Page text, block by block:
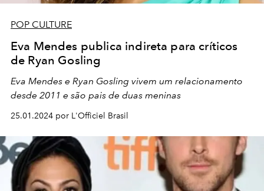
POP CULTURE
Eva Mendes publica indireta para críticos
de Ryan Gosling
Eva Mendes e Ryan Gosling vivem um relacionamento
desde 2011 e são pais de duas meninas
25.01.2024 por L'Officiel Brasil